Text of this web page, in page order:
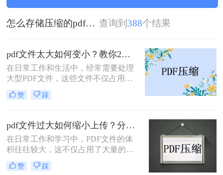
怎么存储压缩的pdf文件 查询到 388个结果
pdf文件太大如何变小？教你2招简单又高效！
在日常工作和生活中，经常需要处理
大型PDF文件，这些文件不仅占用存
储空间，而且在传输和分享时也较为
不便。为了解决这个问题，我们可以
如何变小呢？本文将介绍两种将PDF
文件变小的有效方法。
赞 踩
pdf文件过大如何缩小上传？分享2个压缩方法！
在日常工作和学习中，PDF文件的体
积往往较大，这不仅占用了大量的存
储空间，还影响了文件的传输速度。
特别是在需要上传文件到某些平台
赞 踩